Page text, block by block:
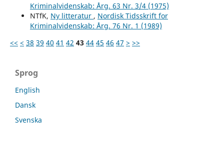
Kriminalvidenskab: Årg. 63 Nr. 3/4 (1975)
NTfK, Ny litteratur , Nordisk Tidsskrift for
Kriminalvidenskab: Årg. 76 Nr. 1 (1989)
<< < 38 39 40 41 42 43 44 45 46 47 > >>
Sprog
English
Dansk
Svenska